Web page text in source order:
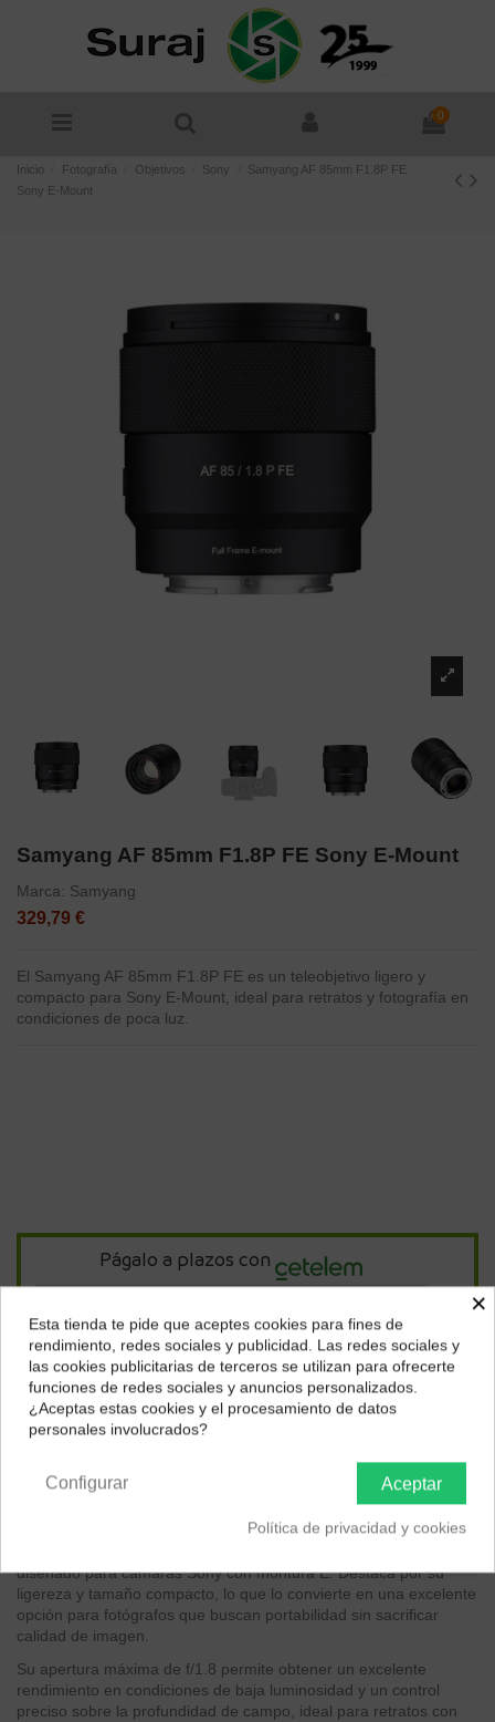
0
Inicio Fotografía Objetivos Sony
Samyang AF 85mm F1.8P FE
Sony E-Mount
Samyang AF 85mm F1.8P FE Sony E-Mount
Marca: Samyang
329,79 €
El Samyang AF 85mm F1.8P FE es un teleobjetivo ligero y
compacto para Sony E-Mount, ideal para retratos y fotografía en
condiciones de poca luz.
Págalo a plazos con
14,84€*al mes en cuotas
*Importe a financiar356,17 €/Importe total adeudado356,17 €/TIN
0,00 % / TAE 7,76 %/Ver más
Descripción
diseñado para cámaras Sony con montura E. Destaca por su
ligereza y tamaño compacto, lo que lo convierte en una excelente
opción para fotógrafos que buscan portabilidad sin sacrificar
calidad de imagen.
Su apertura máxima de f/1.8 permite obtener un excelente
rendimiento en condiciones de baja luminosidad y un control
preciso sobre la profundidad de campo, ideal para retratos con
¿Dónde deseas recibir tu pedido?
Selecciona tu ubicación para mostrarte los precios e
impuestos correctos para tu región.
×
Esta tienda te pide que aceptes cookies para fines de
rendimiento, redes sociales y publicidad. Las redes sociales y
las cookies publicitarias de terceros se utilizan para ofrecerte
funciones de redes sociales y anuncios personalizados.
¿Aceptas estas cookies y el procesamiento de datos
personales involucrados?
Aceptar
Configurar
Política de privacidad y cookies